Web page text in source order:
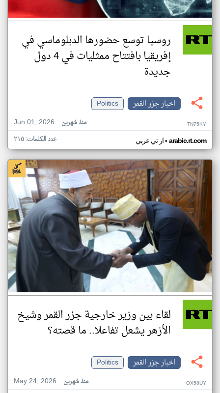
روسيا توسع حضورها الدبلوماسي في
إفريقيا بافتتاح ممثليات في 4 دول
جديدة
اخبار جزر القمر
Politics
Jun 01, 2026
منذ شهرين TN75KY
ار تي عربي• arabic.rt.com عدد الكلمات: ٢١٥
لقاء بين وزير خارجية جزر القمر وشيخ
الأزهر يشعل تفاعلا.. ما قصته؟
اخبار جزر القمر
Politics
May 24, 2026
منذ شهرين OX58UY